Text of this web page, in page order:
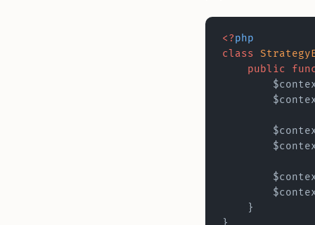
<?php
class
    public
    }